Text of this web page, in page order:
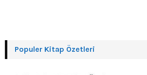
Populer Kitap Özetleri